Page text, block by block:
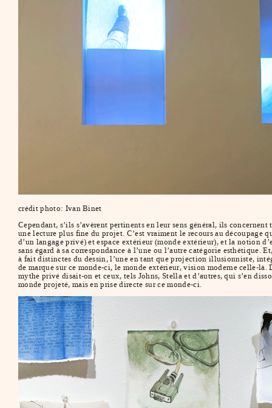
crédit photo: Ivan Binet
Cependant, s’ils s’avèrent pertinents en leur sens général, ils
une lecture plus fine du projet. C’est vraiment le recours au découpage
d’un langage privé) et espace extérieur (monde extérieur), et la notion
sans égard à sa correspondance à l’une ou l’autre catégorie
à fait distinctes du dessin, l’une en tant que projection illusionniste,
de marque sur ce monde-ci, le monde extérieur, vision moderne celle-
mythe privé disait-on et ceux, tels Johns, Stella et d’autres, qui s’en
monde projeté, mais en prise directe sur ce monde-ci.